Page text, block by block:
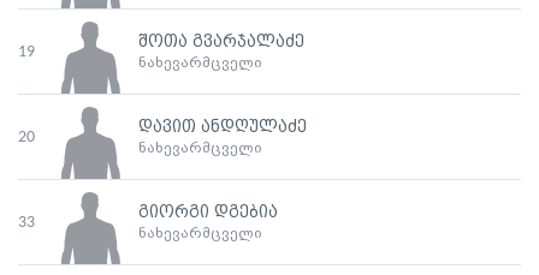
19
შოთა გვარჯალაძე
ნახევარმცველი
20
დავით ანდღულაძე
ნახევარმცველი
33
გიორგი დგებია
ნახევარმცველი